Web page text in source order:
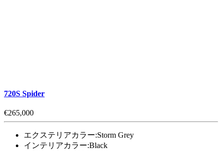
720S Spider
€265,000
エクステリアカラー:Storm Grey
インテリアカラー:Black